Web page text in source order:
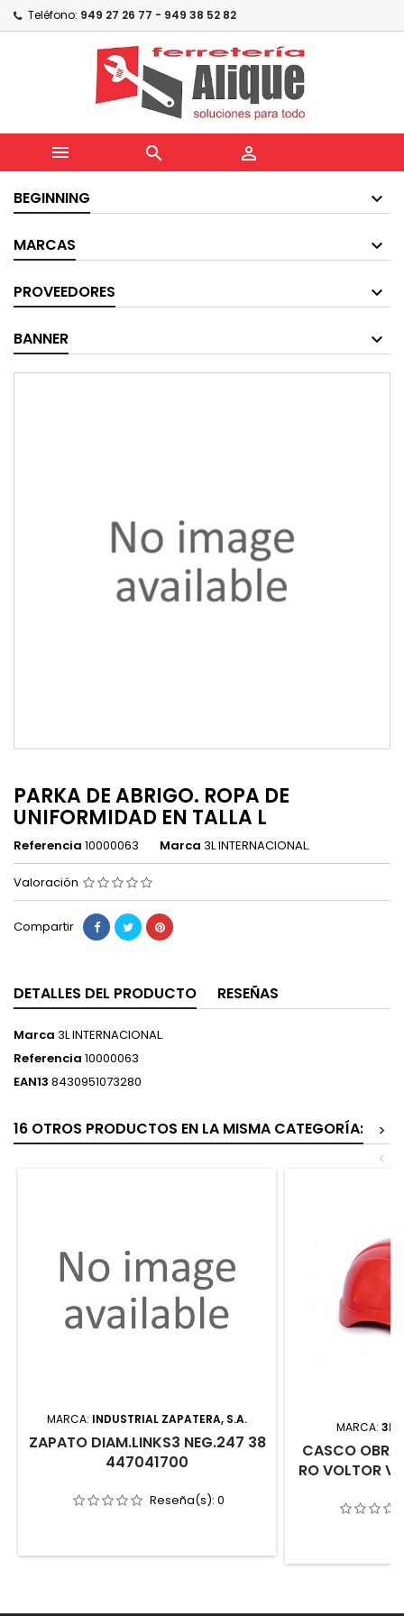
Teléfono: 949 27 26 77 - 949 38 52 82
  
BEGINNING
MARCAS
PROVEEDORES
BANNER
PARKA DE ABRIGO. ROPA DE
UNIFORMIDAD EN TALLA L
Referencia 10000063 Marca 3L INTERNACIONAL.
Valoración
Compartir
DETALLES DEL PRODUCTO RESEÑAS
Marca 3L INTERNACIONAL.
Referencia 10000063
EAN13 8430951073280
16 OTROS PRODUCTOS EN LA MISMA CATEGORÍA:
>
<
MARCA: INDUSTRIAL ZAPATERA, S.A.
ZAPATO DIAM.LINKS3 NEG.247 38
447041700
Reseña(s): 0
MARCA: 3L
CASCO
RO VOLTOR